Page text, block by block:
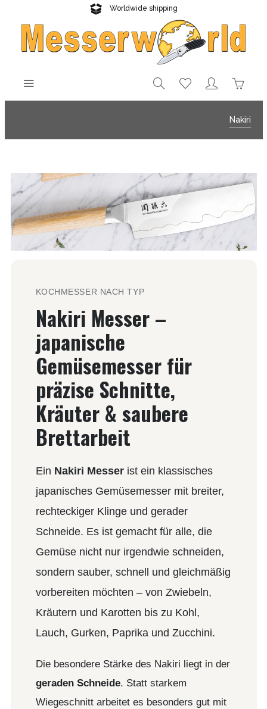
Worldwide shipping
Reliable delivery
Nakiri
KOCHMESSER NACH TYP
Nakiri Messer –
japanische
Gemüsemesser für
präzise Schnitte,
Kräuter & saubere
Brettarbeit
Ein Nakiri Messerist ein klassisches
japanisches Gemüsemesser mit breiter,
rechteckiger Klinge und gerader
Schneide. Es ist gemacht für alle, die
Gemüse nicht nur irgendwie schneiden,
sondern sauber, schnell und gleichmäßig
vorbereiten möchten – von Zwiebeln,
Kräutern und Karotten bis zu Kohl,
Lauch, Gurken, Paprika und Zucchini.
Die besondere Stärke des Nakiri liegt in der
geraden Schneide. Statt starkem
Wiegeschnitt arbeitet es besonders gut mit